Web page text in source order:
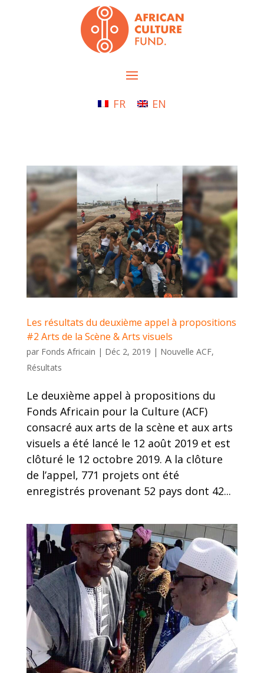
FR EN
Les résultats du deuxième appel à propositions
#2 Arts de la Scène & Arts visuels
par Fonds Africain | Déc 2, 2019 | Nouvelle ACF,
Résultats
Le deuxième appel à propositions du
Fonds Africain pour la Culture (ACF)
consacré aux arts de la scène et aux arts
visuels a été lancé le 12 août 2019 et est
clôturé le 12 octobre 2019. A la clôture
de l’appel, 771 projets ont été
enregistrés provenant 52 pays dont 42...